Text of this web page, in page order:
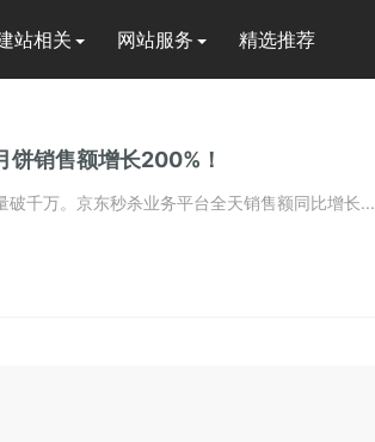
站相关 网站服务 精选推荐
销售额增长200%！
千万。京东秒杀业务平台全天销售额同比增长...